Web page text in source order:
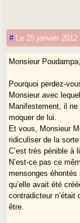
# Le 25 janvier
Monsieur Poudampa,
Pourquoi perdez-
Monsieur avec
Manifestement, il
moquer de lui.
Et vous, Monsieur
ridiculiser de la
C’est très pénible à
N’est-ce pas ce
mensonges
qu’elle avait été
contradicteur n’était
être.